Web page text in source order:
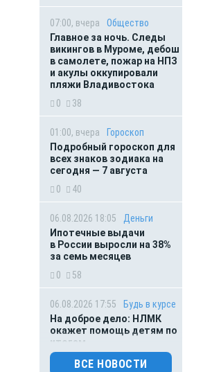
07:00, вчера
Общество
Главное за ночь. Следы
викингов в Муроме, дебош
в самолете, пожар на НПЗ
и акулы оккупировали
пляжи Владивостока
0
38
01:00, вчера
Гороскоп
Подробный гороскоп для
всех знаков зодиака на
сегодня — 7 августа
0
40
06.08.2026 18:05
Деньги
Ипотечные выдачи
в России выросли на 38%
за семь месяцев
0
58
06.08.2026 17:55
Будь в курсе
На доброе дело: НЛМК
окажет помощь детям по
итогам
благотворительного
марафона
ВСЕ НОВОСТИ